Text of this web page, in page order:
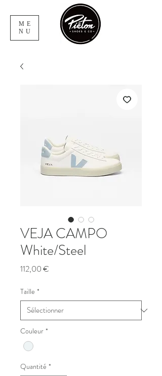
ME
NU
VEJA CAMPO
White/Steel
112,00 €
Taille *
Couleur *
Quantité *